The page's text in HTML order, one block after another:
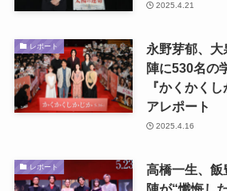
2025.4.21
レポート
永野芽郁、大
陣に530名の
『かくかく
アレポート
2025.4.16
レポート
高橋一生、飯